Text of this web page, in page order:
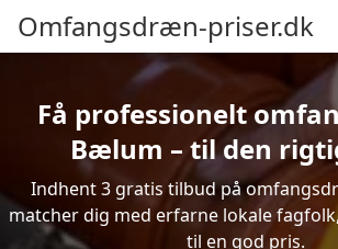
Omfangsdræn-priser.dk
Få professionelt
Bælum – til den
Indhent 3 gratis tilbud på
matcher dig med erfarne lokale
til en god pris.